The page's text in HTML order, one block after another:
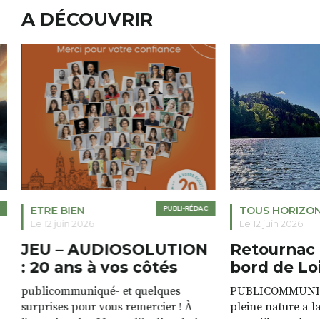
A DÉCOUVRIR
PUBLI-RÉDAC
ETRE BIEN
Le 12 juin 2026
JEU – AUDIOSOLUTION
: 20 ans à vos côtés
publicommuniqué- et quelques
surprises pour vous remercier ! À
TOUS
Le 12 juin 2026
Retournac
bord de
pleine nature a